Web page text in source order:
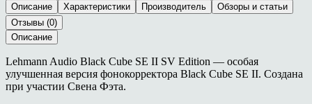
Описание Характеристики Производитель
Обзоры и статьи
Отзывы (0)
Описание
Lehmann Audio Black Cube SE II SV Edition — особая
улучшенная версия фонокорректора Black Cube SE II. Создана
при участии Свена Фэта.